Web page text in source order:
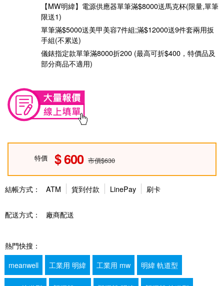
【MW明緯】電源供應器單筆滿$8000送馬克杯(限量,單筆
限送1)
單筆滿$5000送美甲美容7件組;滿$12000送9件套兩用扳
手組(不累送)
儀錶指定款單筆滿8000折200 (最高可折$400，特價品及
部分商品不適用)
特價 600 市價$630
結帳方式： ATM 貨到付款 LinePay 刷卡
配送方式： 廠商配送
熱門快搜：
meanwell
工業用 明緯 工業用 mw 明緯 軌道型